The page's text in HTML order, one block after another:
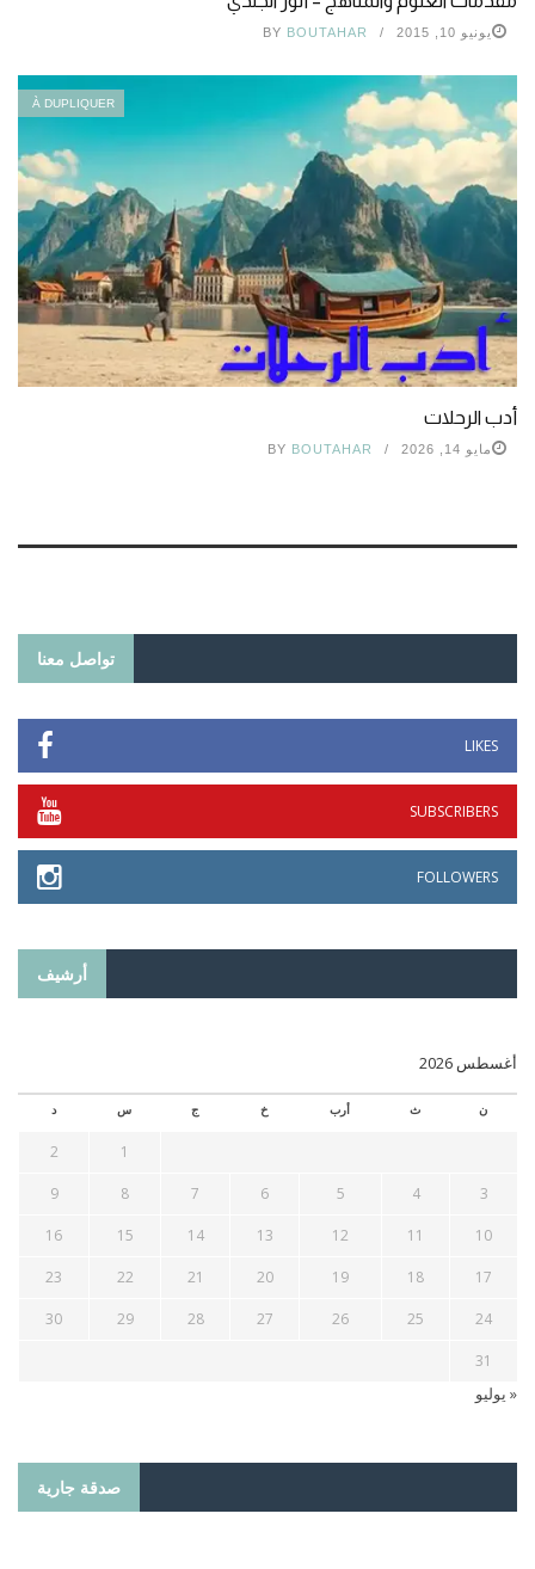
يونيو 10, 2015 BY BOUTAHAR
À DUPLIQUER
أدب الرحلات
مايو 14, 2026 BY BOUTAHAR
تواصل معنا
LIKES
SUBSCRIBERS
FOLLOWERS
أرشيف
أغسطس 2026
ن ث أرب خ ج س د
1
2
3
4
5
6
7
8
9
10
11
12
13
14
15
16
17
18
19
20
21
22
23
24
25
26
27
28
29
30
31
« يوليو
صدقة جارية